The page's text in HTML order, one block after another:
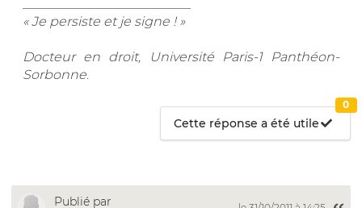
« Je persiste et je signe ! »
Docteur en droit, Université Paris-1 Panthéon-
Sorbonne
Cette réponse a été utile
0
Publié par